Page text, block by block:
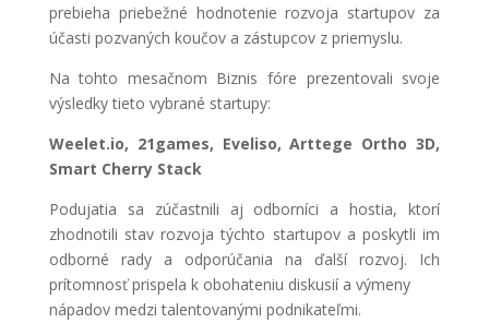
prebieha priebežné hodnotenie rozvoja startupov za
účasti pozvaných koučov a zástupcov z priemyslu.
Na tohto mesačnom Biznis fóre prezentovali svoje
výsledky tieto vybrané startupy:
Weelet.io, 21games, Eveliso, Arttege Ortho 3D,
Smart Cherry Stack
Podujatia sa zúčastnili aj odborníci a hostia, ktorí
zhodnotili stav rozvoja týchto startupov a poskytli im
odborné rady a odporúčania na ďalší rozvoj. Ich
prítomnosť prispela k obohateniu diskusií a výmeny
nápadov medzi talentovanými podnikateľmi.